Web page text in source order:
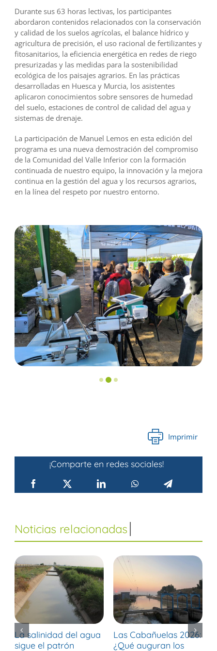
Durante sus 63 horas lectivas, los participantes
abordaron contenidos relacionados con la conservación
y calidad de los suelos agrícolas, el balance hídrico y
agricultura de precisión, el uso racional de fertilizantes y
fitosanitarios, la eficiencia energética en redes de riego
presurizadas y las medidas para la sostenibilidad
ecológica de los paisajes agrarios. En las prácticas
desarrolladas en Huesca y Murcia, los asistentes
aplicaron conocimientos sobre sensores de humedad
del suelo, estaciones de control de calidad del agua y
sistemas de drenaje.
La participación de Manuel Lemos en esta edición del
programa es una nueva demostración del compromiso
de la Comunidad del Valle Inferior con la formación
continuada de nuestro equipo, la innovación y la mejora
continua en la gestión del agua y los recursos agrarios,
en la línea del respeto por nuestro entorno.
Imprimir
¡Comparte en redes sociales!
La salinidad del agua
sigue el patrón
Las Cabañuelas 2026:
¿Qué auguran los